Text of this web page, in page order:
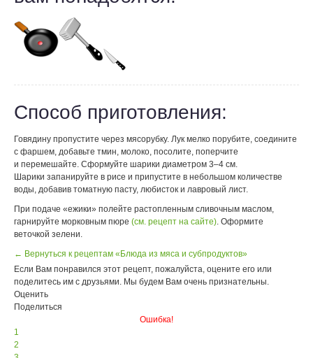
Способ приготовления:
Говядину пропустите через мясорубку. Лук мелко порубите, соедините
с фаршем, добавьте тмин, молоко, посолите, поперчите
и перемешайте. Сформуйте шарики диаметром 3–4 см.
Шарики запанируйте в рисе и припустите в небольшом количестве
воды, добавив томатную пасту, любисток и лавровый лист.
При подаче «ежики» полейте растопленным сливочным маслом,
гарнируйте морковным пюре (см. рецепт на сайте) . Оформите
веточкой зелени.
← Вернуться к рецептам «Блюда из мяса и субпродуктов»
Если Вам понравился этот рецепт, пожалуйста, оцените его или
поделитесь им с друзьями. Мы будем Вам очень признательны.
Оценить
Поделиться
Ошибка!
1
2